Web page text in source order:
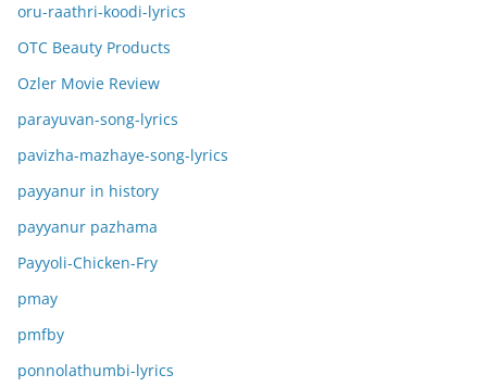
oru-raathri-koodi-lyrics
OTC Beauty Products
Ozler Movie Review
parayuvan-song-lyrics
pavizha-mazhaye-song-lyrics
payyanur in history
payyanur pazhama
Payyoli-Chicken-Fry
pmay
pmfby
ponnolathumbi-lyrics